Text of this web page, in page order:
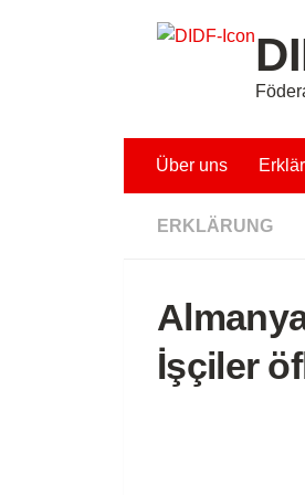
Unter dem Inhalt
Über uns
ERKLÄRUNG
İşçiler